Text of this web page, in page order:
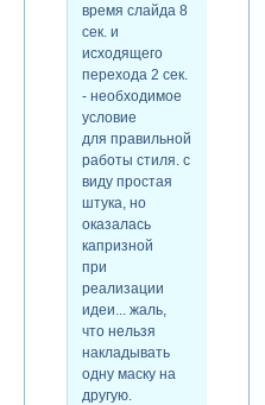
скрытый
текст:
для просмотра
скрытого текста
-
Зарегистрируйтесь,
чтобы увидеть
ссылкиили
зарегистрируйтесь
получения
нужных
эффектов.
пример -
первый слайд
деморолика.
motion 2.rar‎ (12.8 кб)
время слайда 8
сек. и
исходящего
перехода 2 сек.
- необходимое
условие
для правильной
работы стиля. с
виду простая
штука, но
оказалась
капризной
при
реализации
идеи... жаль,
что нельзя
накладывать
одну маску на
другую.